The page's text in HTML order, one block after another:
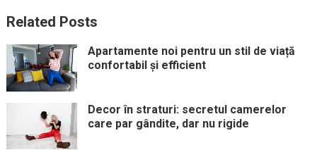
Related Posts
Apartamente noi pentru un stil de viață
confortabil și efficient
Decor în straturi: secretul camerelor
care par gândite, dar nu rigide